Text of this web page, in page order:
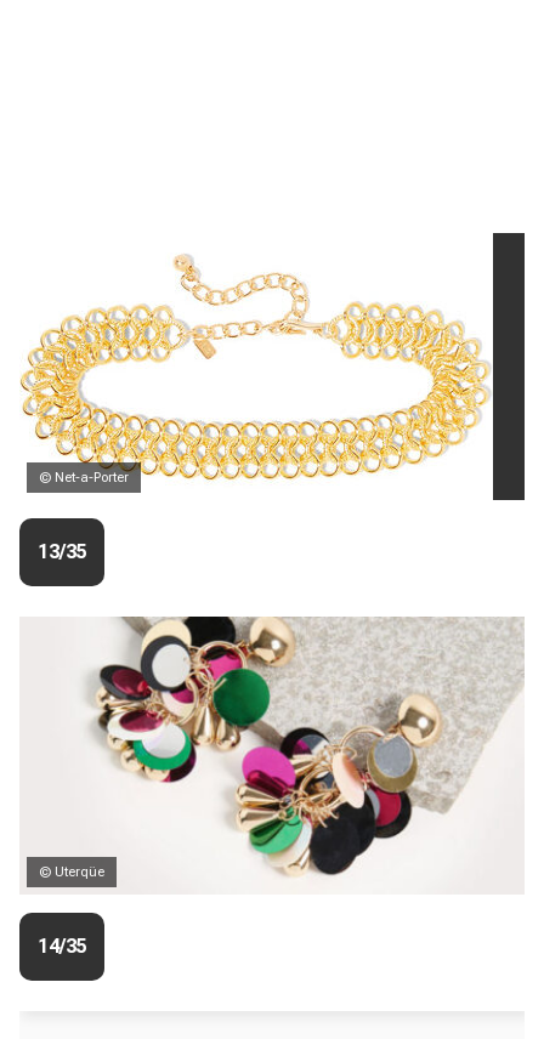
© Net-a-Porter
13/35
© Uterqüe
14/35